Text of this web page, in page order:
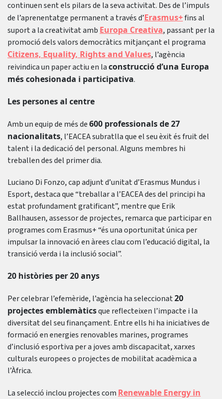
continuen sent els pilars de la seva activitat. Des de l’impuls
de l’aprenentatge permanent a través d’Erasmus+fins al
suport a la creativitat amb Europa Creativa, passant per la
promoció dels valors democràtics mitjançant el programa
Citizens, Equality, Rights and Values, l’agència
reivindica un paper actiu en laconstrucció d’una Europa
més cohesionada i participativa.
Les persones al centre
Amb un equip de més de600 professionals de 27
nacionalitats, l’EACEA subratlla que el seu èxit és fruit del
talent i la dedicació del personal. Alguns membres hi
treballen des del primer dia.
Luciano Di Fonzo, cap adjunt d’unitat d’Erasmus Mundus i
Esport, destaca que “treballar a l’EACEA des del principi ha
estat profundament gratificant”, mentre que Erik
Ballhausen, assessor de projectes, remarca que participar en
programes com Erasmus+ “és una oportunitat única per
impulsar la innovació en àrees clau com l’educació digital, la
transició verda i la inclusió social”.
20 històries per 20 anys
Per celebrar l’efemèride, l’agència ha seleccionat20
projectes emblemàticsque reflecteixen l’impacte i la
diversitat del seu finançament. Entre ells hi ha iniciatives de
formació en energies renovables marines, programes
d’inclusió esportiva per a joves amb discapacitat, xarxes
culturals europees o projectes de mobilitat acadèmica a
l’Àfrica.
La selecció inclou projectes com Renewable Energy in